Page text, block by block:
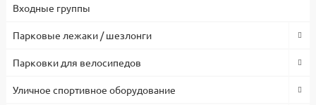
Входные группы
Парковые лежаки / шезлонги
Парковки для велосипедов
Уличное спортивное оборудование